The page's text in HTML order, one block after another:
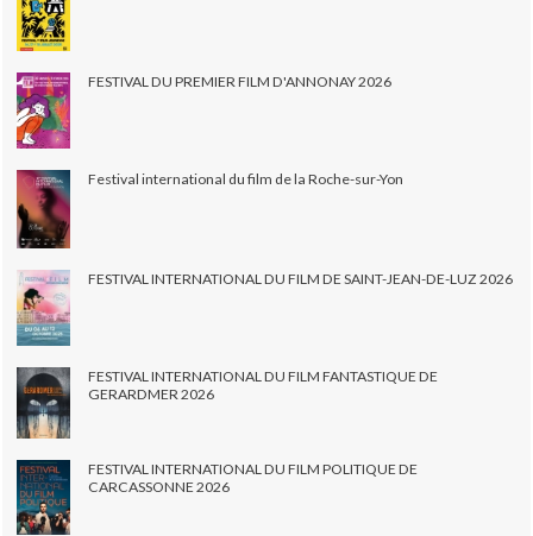
FESTIVAL DU PREMIER FILM D'ANNONAY 2026
Festival international du film de la Roche-sur-Yon
FESTIVAL INTERNATIONAL DU FILM DE SAINT-JEAN-DE-LUZ 2026
FESTIVAL INTERNATIONAL DU FILM FANTASTIQUE DE
GERARDMER 2026
FESTIVAL INTERNATIONAL DU FILM POLITIQUE DE
CARCASSONNE 2026